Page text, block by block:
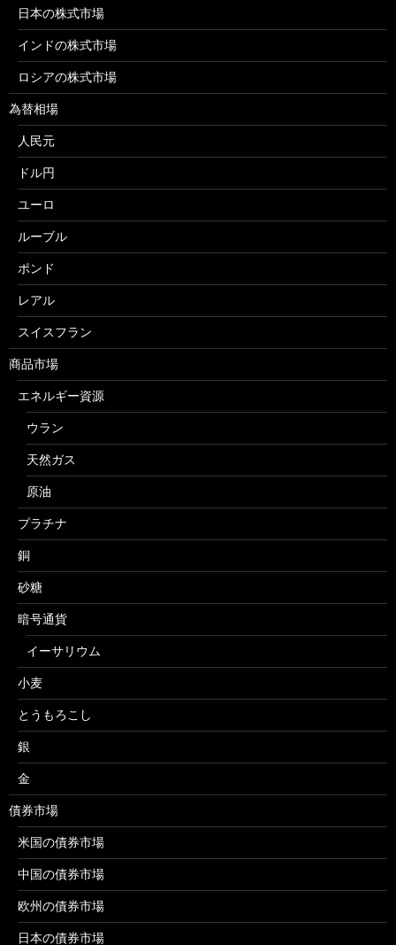
日本の株式市場
インドの株式市場
ロシアの株式市場
為替相場
人民元
ドル円
ユーロ
ルーブル
ポンド
レアル
スイスフラン
商品市場
エネルギー資源
ウラン
天然ガス
原油
プラチナ
銅
砂糖
暗号通貨
イーサリウム
小麦
とうもろこし
銀
金
債券市場
米国の債券市場
中国の債券市場
欧州の債券市場
日本の債券市場